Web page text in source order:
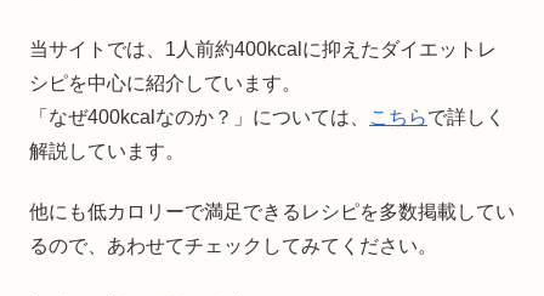
当サイトでは、1人前約400kcalに抑えたダイエットレ
シピを中心に紹介しています。
「なぜ400kcalなのか？」については、
こちらで詳しく
解説しています。
他にも低カロリーで満足できるレシピを多数掲載してい
るので、あわせてチェックしてみてください。